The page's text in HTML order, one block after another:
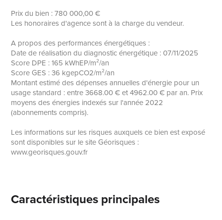
Prix du bien : 780 000,00 €
Les honoraires d'agence sont à la charge du vendeur.
A propos des performances énergétiques :
Date de réalisation du diagnostic énergétique : 07/11/2025
Score DPE : 165 kWhEP/m²/an
Score GES : 36 kgepCO2/m²/an
Montant estimé des dépenses annuelles d'énergie pour un
usage standard : entre 3668.00 € et 4962.00 € par an. Prix
moyens des énergies indexés sur l'année 2022
(abonnements compris).
Les informations sur les risques auxquels ce bien est exposé
sont disponibles sur le site Géorisques :
www.georisques.gouv.fr
Caractéristiques principales